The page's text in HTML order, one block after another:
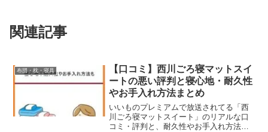
関連記事
布団・枕・寝具
【口コミ】西川ごろ寝マットスイ
ートの悪い評判と寝心地・耐久性
やお手入れ方法まとめ
いいものプレミアムで放送されてる「西
川ごろ寝マットスイート」のリアルな口
コミ・評判と、耐久性やお手入れ方法、